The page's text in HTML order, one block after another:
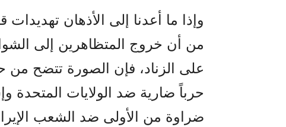
وإذا ما أعدنا إلى الأذهان تهديدات
من أن خروج المتظاهرين إلى
على الزناد، فإن الصورة تتضح من
حرباً ضارية ضد الولايات المتحدة
ضراوة من الأولى ضد الشعب